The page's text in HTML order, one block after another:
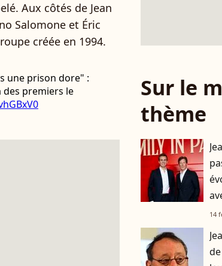
Aux côtés de Jean
Salomone et Éric
créée en 1994.
une prison dore" :
des premiers le
Sur le
thème
14